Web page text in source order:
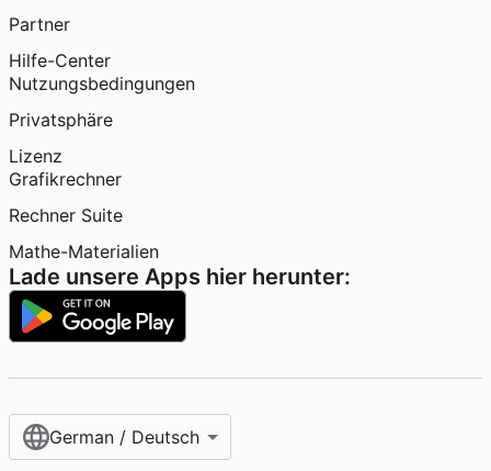
Partner
Hilfe-Center
Nutzungsbedingungen
Privatsphäre
Lizenz
Grafikrechner
Rechner Suite
Mathe-Materialien
Lade unsere Apps hier herunter:
German / Deutsch